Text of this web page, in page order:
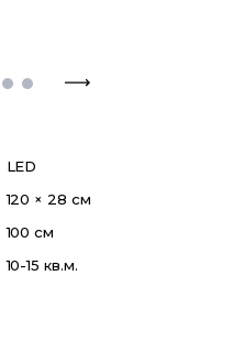
LED
120 × 28 см
100 см
10-15 кв.м.